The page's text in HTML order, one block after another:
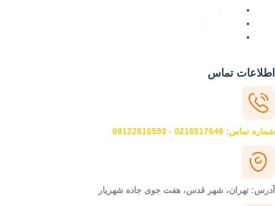
تماس
تماس: 0216517646 - 09122616593
تهران، شهر قدس، هفت جوی جاده شهریار